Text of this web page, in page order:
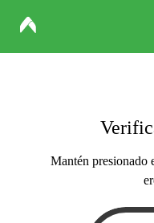
Mantén presionado